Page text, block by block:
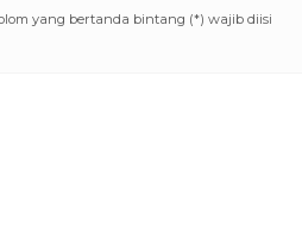
yang bertanda bintang (*) wajib diisi